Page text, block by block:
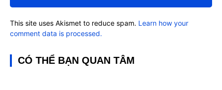
This site uses Akismet to reduce spam. Learn how your
comment data is processed.
CÓ THỂ BẠN QUAN TÂM